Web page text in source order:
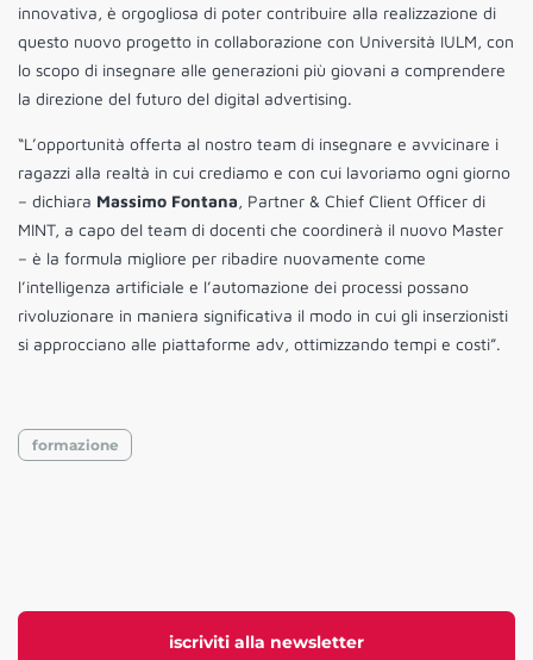
iscriviti alla newsletter
innovativa, è orgogliosa di poter contribuire alla realizzazione di
questo nuovo progetto in collaborazione con Università IULM, con
lo scopo di insegnare alle generazioni più giovani a comprendere
la direzione del futuro del digital advertising.
“L’opportunità offerta al nostro team di insegnare e avvicinare i
ragazzi alla realtà in cui crediamo e con cui lavoriamo ogni giorno
– dichiara Massimo Fontana, Partner & Chief Client Officer di
MINT, a capo del team di docenti che coordinerà il nuovo Master
– è la formula migliore per ribadire nuovamente come
l’intelligenza artificiale e l’automazione dei processi possano
rivoluzionare in maniera significativa il modo in cui gli inserzionisti
si approcciano alle piattaforme adv, ottimizzando tempi e costi”.
formazione